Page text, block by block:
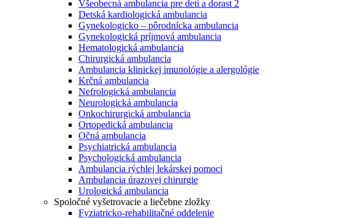
Všeobecná ambulancia pre deti a dorast 2
Detská kardiologická ambulancia
Gynekologicko – pôrodnícka ambulancia
Gynekologická príjmová ambulancia
Hematologická ambulancia
Chirurgická ambulancia
Ambulancia klinickej imunológie a alergológie
Krčná ambulancia
Nefrologická ambulancia
Neurologická ambulancia
Onkochirurgická ambulancia
Ortopedická ambulancia
Očná ambulancia
Psychiatrická ambulancia
Psychologická ambulancia
Ambulancia rýchlej lekárskej pomoci
Ambulancia úrazovej chirurgie
Urologická ambulancia
Spoločné vyšetrovacie a liečebne zložky
Fyziatricko-rehabilitačné oddelenie